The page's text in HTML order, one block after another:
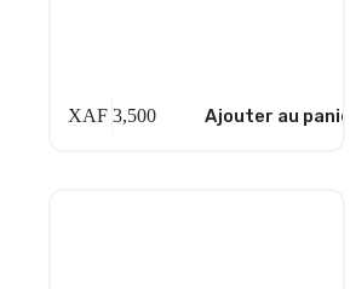
XAF3,500 Ajouter au panier